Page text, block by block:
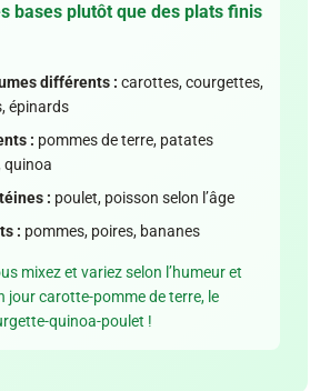
bases plutôt que des plats finis
différents : carottes, courgettes,
épinards
: pommes de terre, patates
quinoa
: poulet, poisson selon l’âge
: pommes, poires, bananes
mixez et variez selon l’humeur et
jour carotte-pomme de terre, le
quinoa-poulet !